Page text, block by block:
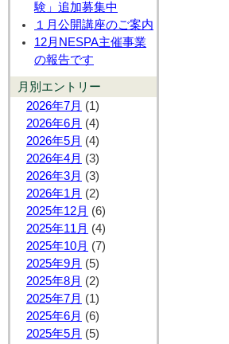
験」追加募集中
１月公開講座のご案内
12月NESPA主催事業
の報告です
月別エントリー
2026年7月 (1)
2026年6月 (4)
2026年5月 (4)
2026年4月 (3)
2026年3月 (3)
2026年1月 (2)
2025年12月 (6)
2025年11月 (4)
2025年10月 (7)
2025年9月 (5)
2025年8月 (2)
2025年7月 (1)
2025年6月 (6)
2025年5月 (5)